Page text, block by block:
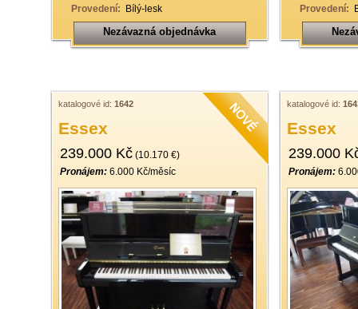
Provedení: Bílý-lesk
Nezávazná objednávka
Provedení:
katalogové id: 1642
Essex
239.000 Kč (10.170 €)
Pronájem: 6.000 Kč/měsíc
katalogové id:
Essex
239.000
Pronájem: